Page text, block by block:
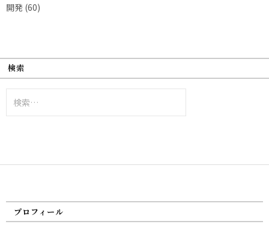
開発 (60)
検索
索:
プロフィール